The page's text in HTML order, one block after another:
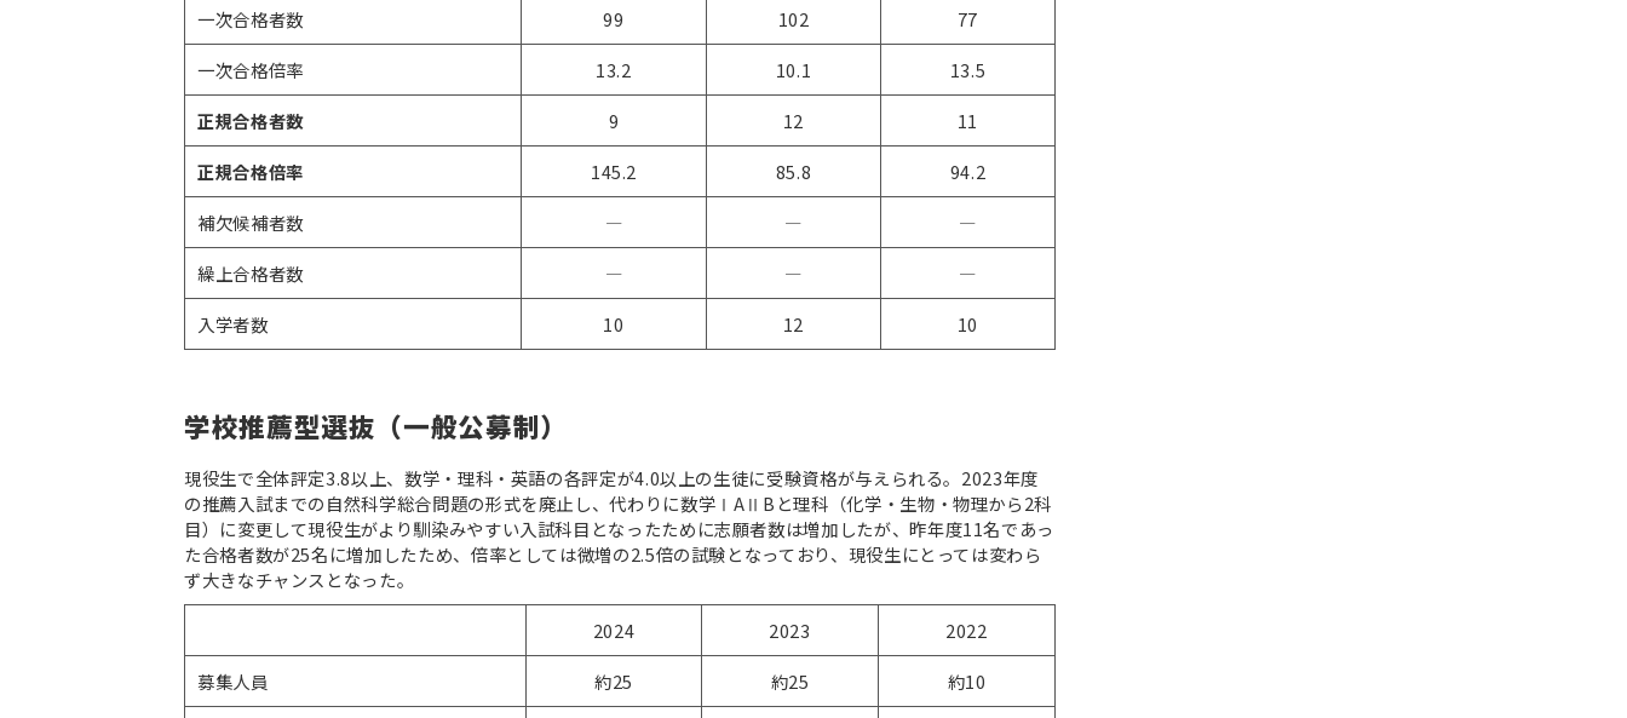
一次合格者数
99 102
77
一次合格倍率
13.2 10.1
13.5
正規合格者数
9 12
11
正規合格倍率
145.2 85.8
94.2
補欠候補者数
― ―
―
繰上合格者数
― ―
―
入学者数
10 12 10
学校推薦型選抜（一般公募制）
現役生で全体評定3.8以上、数学・理科・英語の各評定が4.0以上の生徒に受験資格が与えられる。2023年度
の推薦入試までの自然科学総合問題の形式を廃止し、代わりに数学ⅠAⅡBと理科（化学・生物・物理から2科
目）に変更して現役生がより馴染みやすい入試科目となったために志願者数は増加したが、昨年度11名であっ
た合格者数が25名に増加したため、倍率としては微増の2.5倍の試験となっており、現役生にとっては変わら
ず大きなチャンスとなった。
2024
2023
2022
募集人員
約25 約25 約10